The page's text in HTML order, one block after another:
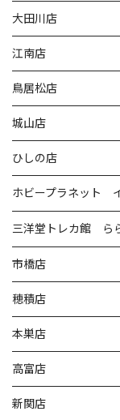
大田川店
江南店
鳥居松店
城山店
ひしの店
ホビープラネット
三洋堂トレカ館 ら
市橋店
穂積店
本巣店
高富店
新関店